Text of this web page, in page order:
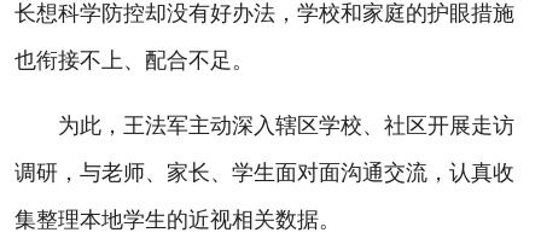
长想科学防控却没有好办法，学校和家庭的护眼措施
也衔接不上、配合不足。
为此，王法军主动深入辖区学校、社区开展走访
调研，与老师、家长、学生面对面沟通交流，认真收
集整理本地学生的近视相关数据。